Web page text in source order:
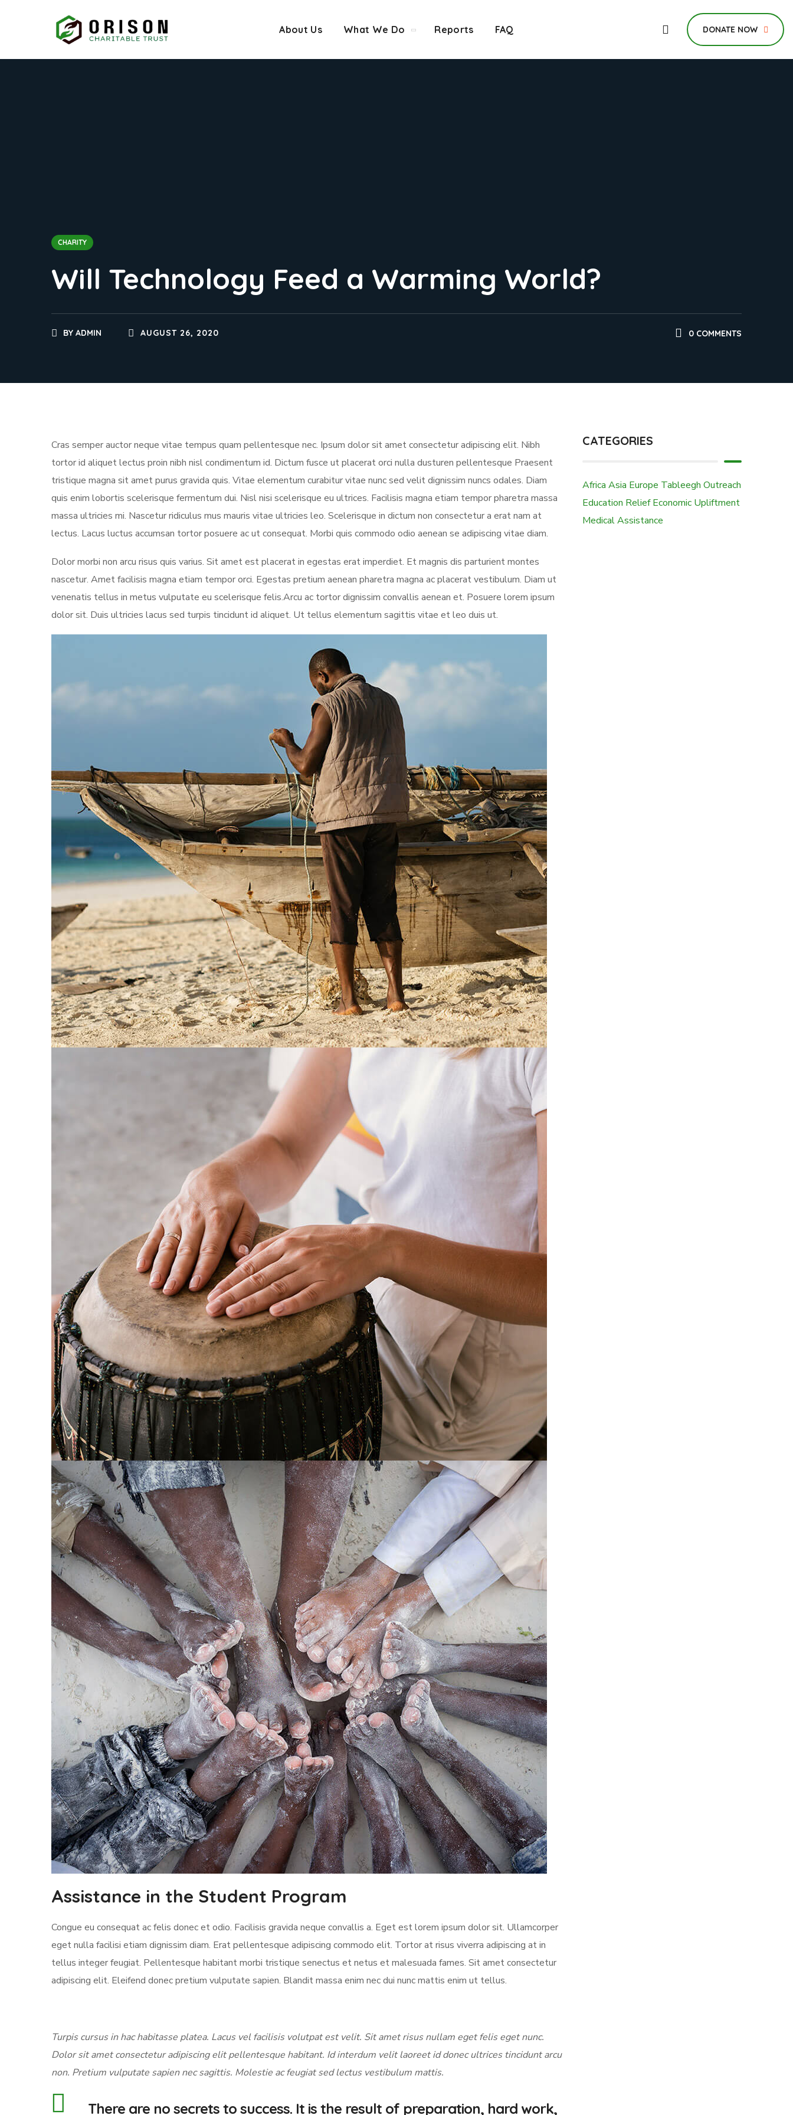
About Us What We Do Reports FAQ DONATE NOW
CHARITY
Will Technology Feed a Warming World?
BY ADMIN AUGUST 26, 2020 0 COMMENTS
Cras semper auctor neque vitae tempus quam pellentesque nec. Ipsum dolor sit amet consectetur adipiscing elit. Nibh
tortor id aliquet lectus proin nibh nisl condimentum id. Dictum fusce ut placerat orci nulla dusturen pellentesque Praesent
tristique magna sit amet purus gravida quis. Vitae elementum curabitur vitae nunc sed velit dignissim nuncs odales. Diam
quis enim lobortis scelerisque fermentum dui. Nisl nisi scelerisque eu ultrices. Facilisis magna etiam tempor pharetra massa
massa ultricies mi. Nascetur ridiculus mus mauris vitae ultricies leo. Scelerisque in dictum non consectetur a erat nam at
lectus. Lacus luctus accumsan tortor posuere ac ut consequat. Morbi quis commodo odio aenean se adipiscing vitae diam.
Dolor morbi non arcu risus quis varius. Sit amet est placerat in egestas erat imperdiet. Et magnis dis parturient montes
nascetur. Amet facilisis magna etiam tempor orci. Egestas pretium aenean pharetra magna ac placerat vestibulum. Diam ut
venenatis tellus in metus vulputate eu scelerisque felis.Arcu ac tortor dignissim convallis aenean et. Posuere lorem ipsum
dolor sit. Duis ultricies lacus sed turpis tincidunt id aliquet. Ut tellus elementum sagittis vitae et leo duis ut.
Assistance in the Student Program
Congue eu consequat ac felis donec et odio. Facilisis gravida neque convallis a. Eget est lorem ipsum dolor sit. Ullamcorper
eget nulla facilisi etiam dignissim diam. Erat pellentesque adipiscing commodo elit. Tortor at risus viverra adipiscing at in
tellus integer feugiat. Pellentesque habitant morbi tristique senectus et netus et malesuada fames. Sit amet consectetur
adipiscing elit. Eleifend donec pretium vulputate sapien. Blandit massa enim nec dui nunc mattis enim ut tellus.
Turpis cursus in hac habitasse platea. Lacus vel facilisis volutpat est velit. Sit amet risus nullam eget felis eget nunc.
Dolor sit amet consectetur adipiscing elit pellentesque habitant. Id interdum velit laoreet id donec ultrices tincidunt arcu
non. Pretium vulputate sapien nec sagittis. Molestie ac feugiat sed lectus vestibulum mattis.
There are no secrets to success. It is the result of preparation, hard work,
CATEGORIES
Africa Asia Europe Tableegh Outreach
Education Relief Economic Upliftment
Medical Assistance